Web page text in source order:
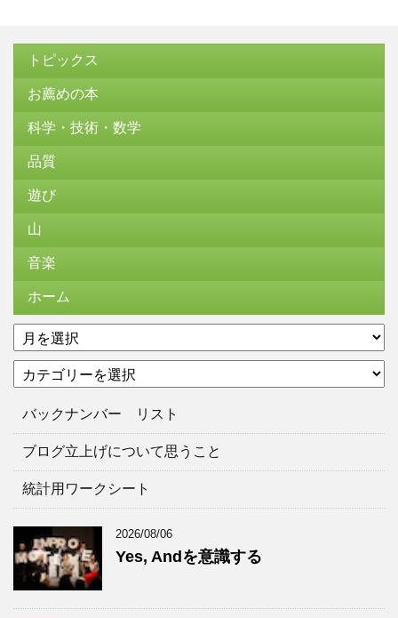
トピックス
お薦めの本
科学・技術・数学
品質
遊び
山
音楽
ホーム
ア
ー
イ
テ
リ
バックナンバー リスト
ブログ立上げについて思うこと
統計用ワークシート
2026/08/06
Yes, Andを意識する